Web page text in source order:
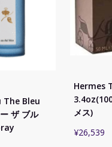
The Bleu
ザ ブル
Hermes
メス)
¥26,539